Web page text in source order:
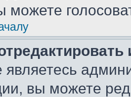
являетесь
вы можете